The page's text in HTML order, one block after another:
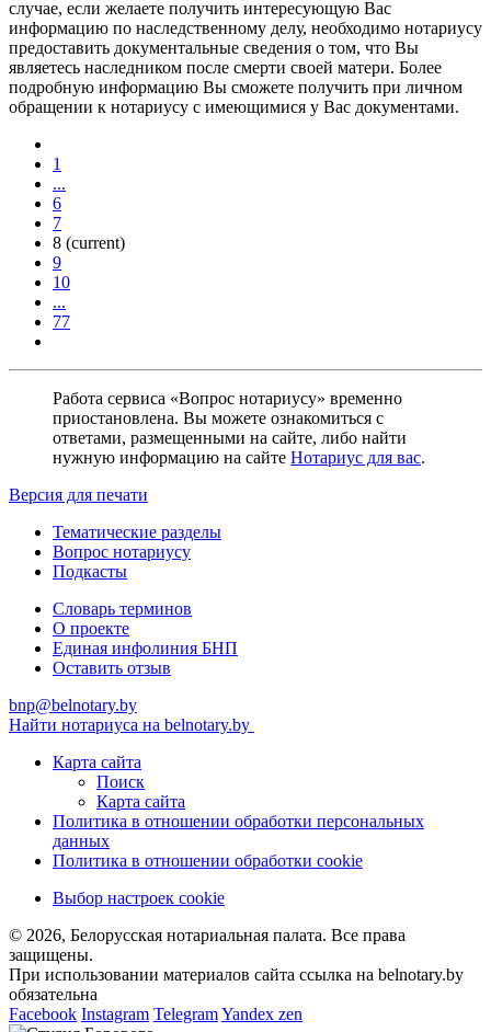
случае, если желаете получить интересующую Вас
информацию по наследственному делу, необходимо нотариусу
предоставить документальные сведения о том, что Вы
являетесь наследником после смерти своей матери. Более
подробную информацию Вы сможете получить при личном
обращении к нотариусу с имеющимися у Вас документами.
1
...
6
7
8 (current)
9
10
...
77
Работа сервиса «Вопрос нотариусу» временно
приостановлена. Вы можете ознакомиться с
ответами, размещенными на сайте, либо найти
нужную информацию на сайте Нотариус для вас.
Версия для печати
Тематические разделы
Вопрос нотариусу
Подкасты
Словарь терминов
О проекте
Единая инфолиния БНП
Оставить отзыв
bnp@belnotary.by
Найти нотариуса на belnotary.by
Карта сайта
Поиск
Карта сайта
Политика в отношении обработки персональных
данных
Политика в отношении обработки cookie
Выбор настроек cookie
© 2026, Белорусская нотариальная палата. Все права
защищены.
При использовании материалов сайта ссылка на belnotary.by
обязательна
Facebook Instagram TelegramYandex zen